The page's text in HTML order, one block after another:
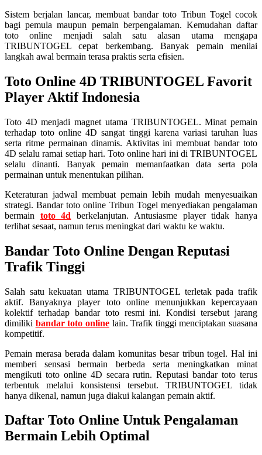
Sistem berjalan lancar, membuat bandar toto Tribun Togel cocok
bagi pemula maupun pemain berpengalaman. Kemudahan daftar
toto online menjadi salah satu alasan utama mengapa
TRIBUNTOGEL cepat berkembang. Banyak pemain menilai
langkah awal bermain terasa praktis serta efisien.
Toto Online 4D TRIBUNTOGEL Favorit
Player Aktif Indonesia
Toto 4D menjadi magnet utama TRIBUNTOGEL. Minat pemain
terhadap toto online 4D sangat tinggi karena variasi taruhan luas
serta ritme permainan dinamis. Aktivitas ini membuat bandar toto
4D selalu ramai setiap hari. Toto online hari ini di TRIBUNTOGEL
selalu dinanti. Banyak pemain memanfaatkan data serta pola
permainan untuk menentukan pilihan.
Keteraturan jadwal membuat pemain lebih mudah menyesuaikan
strategi. Bandar toto online Tribun Togel menyediakan pengalaman
bermain toto 4d berkelanjutan. Antusiasme player tidak hanya
terlihat sesaat, namun terus meningkat dari waktu ke waktu.
Bandar Toto Online Dengan Reputasi
Trafik Tinggi
Salah satu kekuatan utama TRIBUNTOGEL terletak pada trafik
aktif. Banyaknya player toto online menunjukkan kepercayaan
kolektif terhadap bandar toto resmi ini. Kondisi tersebut jarang
dimiliki bandar toto onlinelain. Trafik tinggi menciptakan suasana
kompetitif.
Pemain merasa berada dalam komunitas besar tribun togel. Hal ini
memberi sensasi bermain berbeda serta meningkatkan minat
mengikuti toto online 4D secara rutin. Reputasi bandar toto terus
terbentuk melalui konsistensi tersebut. TRIBUNTOGEL tidak
hanya dikenal, namun juga diakui kalangan pemain aktif.
Daftar Toto Online Untuk Pengalaman
Bermain Lebih Optimal